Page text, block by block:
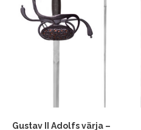
Gustav II Adolfs värja –